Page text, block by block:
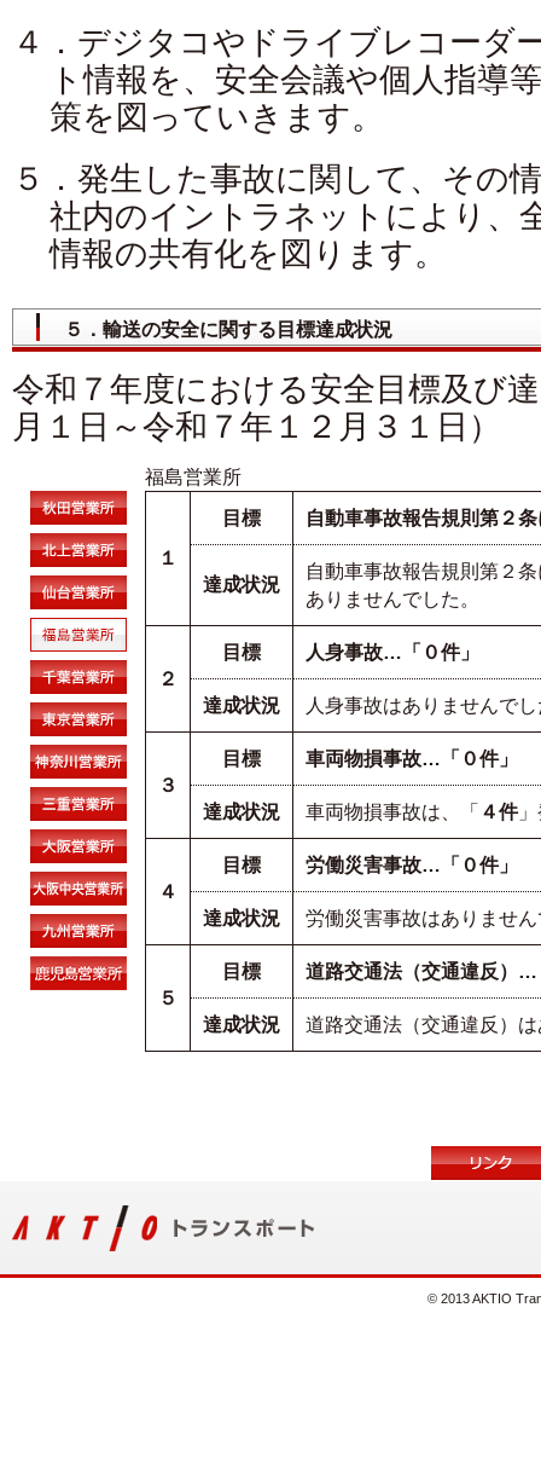
４．デジタコやドライブレコーダ
ト情報を、安全会議や個人指導
策を図っていきます。
５．発生した事故に関して、その
社内のイントラネットにより、
情報の共有化を図ります。
５．輸送の安全に関する目標達成状況
令和７年度における安全目標及び
月１日～令和７年１２月３１日）
福島営業所
１
目標 自動車事故報告規則第２
達成状況
自動車事故報告規則第２
ありませんでした。
２
目標 人身事故…「０件」
達成状況 人身事故はありませんで
３
目標 車両物損事故…「０件」
達成状況 車両物損事故は、「 ４件
４
目標 労働災害事故…「０件」
達成状況 労働災害事故はありませ
５
目標 道路交通法（交通違反）…
達成状況 道路交通法（交通違反）
© 2013 AKTIO